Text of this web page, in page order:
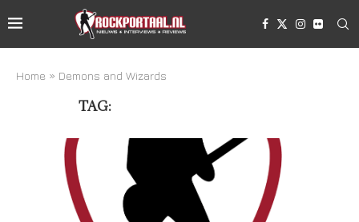
Home » Demons and Wizards
TAG: